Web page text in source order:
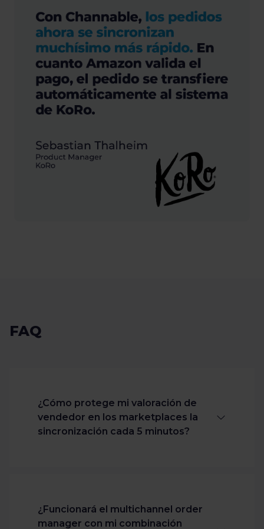
FAQ
¿Cómo protege mi valoración de
vendedor en los marketplaces la
sincronización cada 5 minutos?
Mientras que los feeds estándar
¿Funcionará el multichannel order
manager con mi combinación